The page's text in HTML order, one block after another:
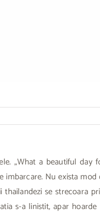
„What a beautiful day
Nu exista mod
se strecoara
s-a linistit, apar